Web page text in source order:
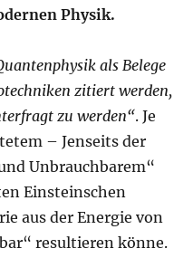
Physik.
als Belege
zitiert werden,
zu werden“. Je
– Jenseits der
Unbrauchbarem“
Einsteinschen
aus der Energie von
resultieren könne.